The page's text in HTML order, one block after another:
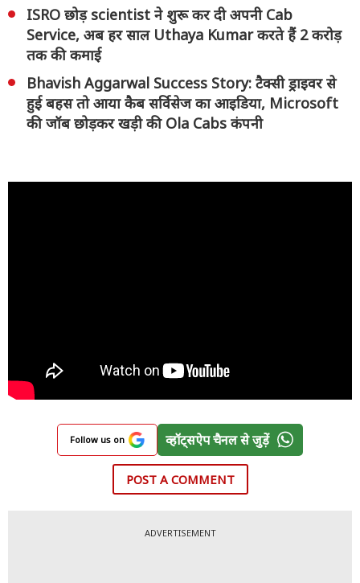
ISRO छोड़ scientist ने शुरू कर दी अपनी Cab
Service, अब हर साल Uthaya Kumar करते हैं 2 करोड़
तक की कमाई
Bhavish Aggarwal Success Story: टैक्सी ड्राइवर से
हुई बहस तो आया कैब सर्विसेज का आइडिया, Microsoft
की जॉब छोड़कर खड़ी की Ola Cabs कंपनी
Follow us on व्हॉट्सऐप चैनल से जुड़ें
POST A COMMENT
ADVERTISEMENT